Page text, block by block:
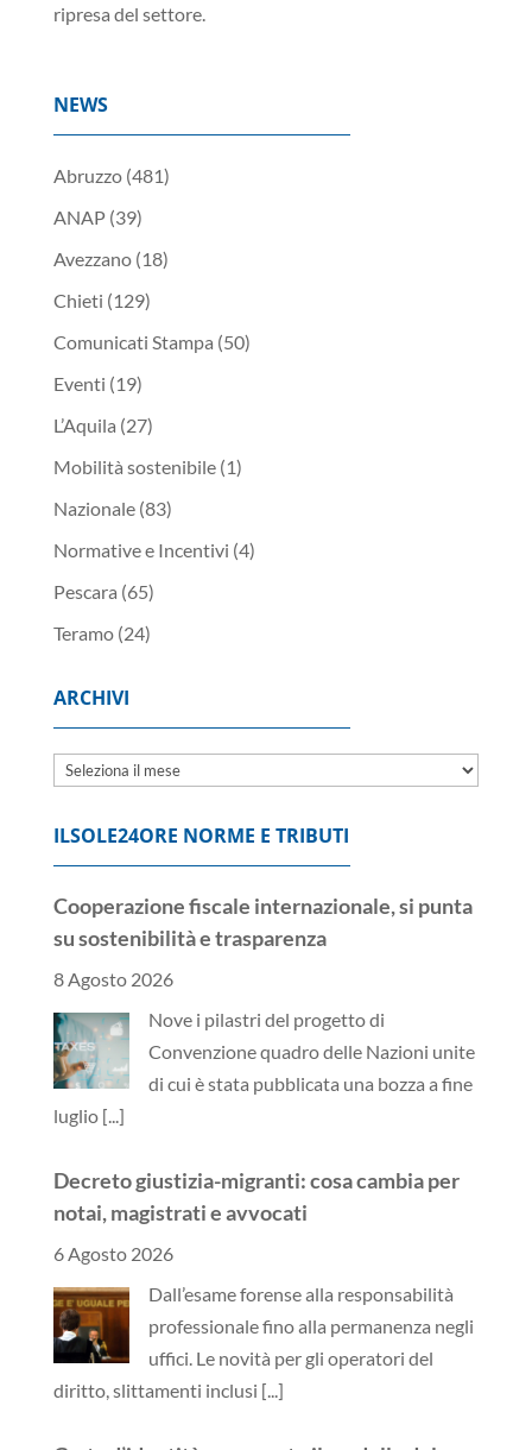
ripresa del settore.
NEWS
Abruzzo(481)
ANAP(39)
Avezzano(18)
Chieti (129)
Comunicati Stampa (50)
Eventi (19)
L’Aquila (27)
Mobilità sostenibile(1)
Nazionale(83)
Normative e Incentivi (4)
Pescara (65)
Teramo(24)
ARCHIVI
Archivi
ILSOLE24ORE NORME E TRIBUTI
Cooperazione fiscale internazionale, si punta
su sostenibilità e trasparenza
8 Agosto 2026
Nove i pilastri del progetto di
Convenzione quadro delle Nazioni unite
di cui è stata pubblicata una bozza a fine
luglio [...]
Decreto giustizia-migranti: cosa cambia per
notai, magistrati e avvocati
6 Agosto 2026
Dall’esame forense alla responsabilità
professionale fino alla permanenza negli
uffici. Le novità per gli operatori del
diritto, slittamenti inclusi [...]